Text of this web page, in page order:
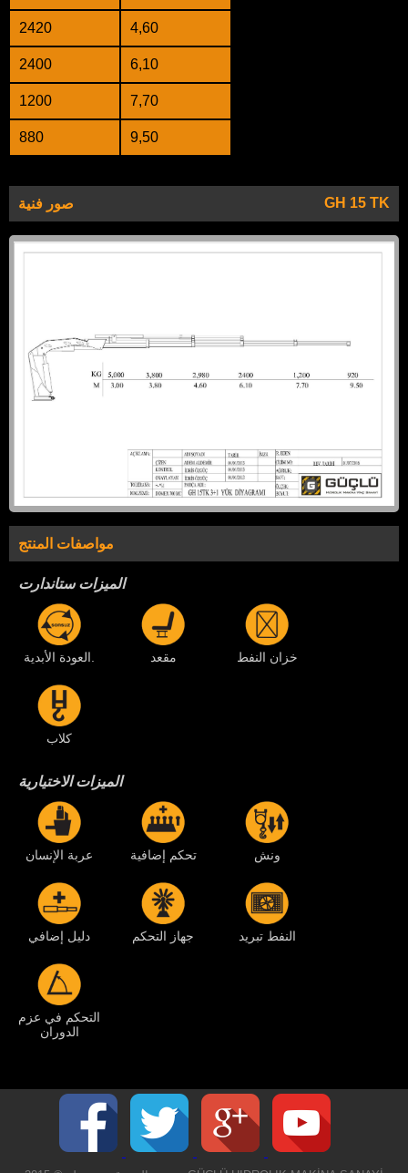
2420 4,60
2400 6,10
1200 7,70
880 9,50
صور فنية GH 15 TK
مواصفات المنتج
الميزات ستاندارت
مقعد خزان النفط
كلاب
الميزات الاختيارية
عربة الإنسان تحكم إضافية ونش
دليل إضافي جهاز التحكم النفط تبريد
التحكم في عزم
الدوران